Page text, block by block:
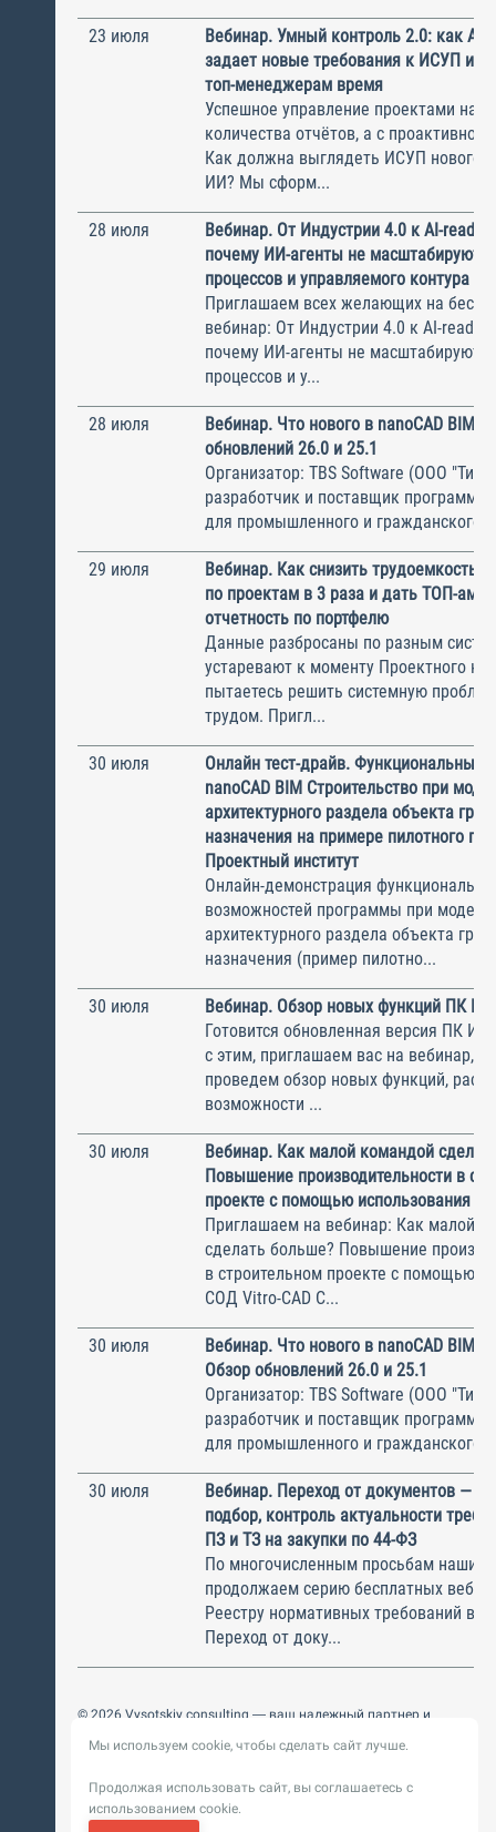
23 июля
Вебинар. Умный контроль 2.0: как
задает новые требования к ИСУП и
топ-менеджерам время
Успешное управление проектами
количества отчётов, а с
Как должна выглядеть ИСУП нового
ИИ? Мы сформ...
28 июля
Вебинар. От Индустрии 4.0 к AI-ready
почему ИИ-агенты не
процессов и управляемого контура
Приглашаем всех желающих на
вебинар: От Индустрии 4.0 к AI-ready
почему ИИ-агенты не
процессов и у...
28 июля
Вебинар. Что нового в nanoCAD BIM
обновлений 26.0 и 25.1
Организатор: TBS Software (ООО
разработчик и поставщик
для промышленного и гражданского
29 июля
Вебинар. Как снизить трудоемкость
по проектам в 3 раза и дать ТОП-ам
отчетность по портфелю
Данные разбросаны по разным
устаревают к моменту Проектного
пытаетесь решить системную
трудом. Пригл...
30 июля
Онлайн тест-драйв. Функциональные
nanoCAD BIM Строительство при
архитектурного раздела объекта
назначения на примере пилотного
Проектный институт
Онлайн-демонстрация
возможностей программы при
архитектурного раздела объекта
назначения (пример пилотно...
30 июля
Вебинар. Обзор новых функций ПК
Готовится обновленная версия ПК
с этим, приглашаем вас на вебинар,
проведем обзор новых функций,
возможности ...
30 июля
Вебинар. Как малой командой
Повышение производительности в
проекте с помощью использования
Приглашаем на вебинар: Как малой
сделать больше? Повышение
в строительном проекте с помощью
СОД Vitro-CAD С...
30 июля
Вебинар. Что нового в nanoCAD BIM
Обзор обновлений 26.0 и 25.1
Организатор: TBS Software (ООО
разработчик и поставщик
для промышленного и гражданского
30 июля
Вебинар. Переход от документов — к
подбор, контроль актуальности
ПЗ и ТЗ на закупки по 44-ФЗ
По многочисленным просьбам наших
продолжаем серию бесплатных
Реестру нормативных требований в
Переход от доку...
© 2026 Vysotskiy consulting — ваш надежный партнер и
Цифровизация, BIM, ИИ. Внедряем и оптимизируем
Пользовательское
соглашение
Политика обработки персональных
данных
Мы используем cookie, чтобы сделать сайт лучше.
Продолжая использовать сайт, вы соглашаетесь с
использованием cookie.